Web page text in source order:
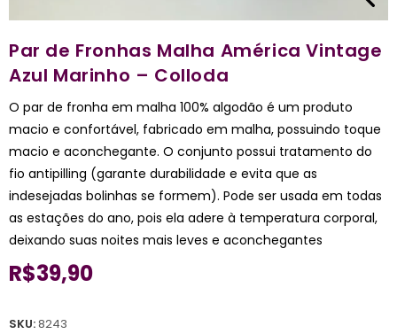
Par de Fronhas Malha América Vintage
Azul Marinho – Colloda
O par de fronha em malha 100% algodão é um produto
macio e confortável, fabricado em malha, possuindo toque
macio e aconchegante. O conjunto possui tratamento do
fio antipilling (garante durabilidade e evita que as
indesejadas bolinhas se formem). Pode ser usada em todas
as estações do ano, pois ela adere à temperatura corporal,
deixando suas noites mais leves e aconchegantes
R$39,90
SKU:8243